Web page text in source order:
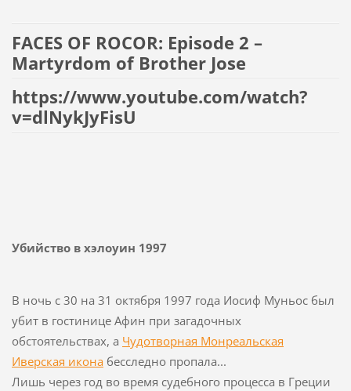
FACES OF ROCOR: Episode 2 –
Martyrdom of Brother Jose
https://www.youtube.com/watch?
v=dlNykJyFisU
Убийство в хэлоуин 1997
В ночь с 30 на 31 октября 1997 года Иосиф Муньос был
убит в гостинице Афин при загадочных
обстоятельствах, а Чудотворная Монреальская
Иверская иконабесследно пропала...
Лишь через год во время судебного процесса в Греции